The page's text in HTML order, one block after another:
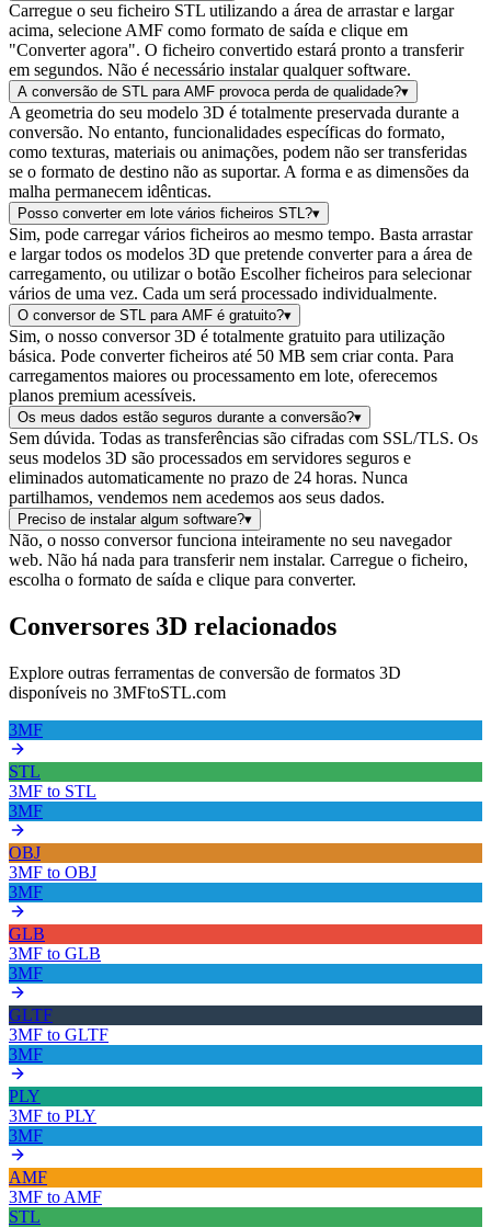
Carregue o seu ficheiro STL utilizando a área de arrastar e largar
acima, selecione AMF como formato de saída e clique em
"Converter agora". O ficheiro convertido estará pronto a transferir
em segundos. Não é necessário instalar qualquer software.
A conversão de STL para AMF provoca perda de qualidade?▾
A geometria do seu modelo 3D é totalmente preservada durante a
conversão. No entanto, funcionalidades específicas do formato,
como texturas, materiais ou animações, podem não ser transferidas
se o formato de destino não as suportar. A forma e as dimensões da
malha permanecem idênticas.
Posso converter em lote vários ficheiros STL?▾
Sim, pode carregar vários ficheiros ao mesmo tempo. Basta arrastar
e largar todos os modelos 3D que pretende converter para a área de
carregamento, ou utilizar o botão Escolher ficheiros para selecionar
vários de uma vez. Cada um será processado individualmente.
O conversor de STL para AMF é gratuito?▾
Sim, o nosso conversor 3D é totalmente gratuito para utilização
básica. Pode converter ficheiros até 50 MB sem criar conta. Para
carregamentos maiores ou processamento em lote, oferecemos
planos premium acessíveis.
Os meus dados estão seguros durante a conversão?▾
Sem dúvida. Todas as transferências são cifradas com SSL/TLS. Os
seus modelos 3D são processados em servidores seguros e
eliminados automaticamente no prazo de 24 horas. Nunca
partilhamos, vendemos nem acedemos aos seus dados.
Preciso de instalar algum software?▾
Não, o nosso conversor funciona inteiramente no seu navegador
web. Não há nada para transferir nem instalar. Carregue o ficheiro,
escolha o formato de saída e clique para converter.
Conversores 3D relacionados
Explore outras ferramentas de conversão de formatos 3D
disponíveis no 3MFtoSTL.com
3MF
STL
3MF to STL
3MF
OBJ
3MF to OBJ
3MF
GLB
3MF to GLB
3MF
GLTF
3MF to GLTF
3MF
PLY
3MF to PLY
3MF
AMF
3MF to AMF
STL